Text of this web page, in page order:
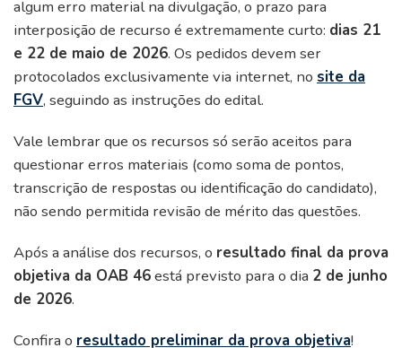
algum erro material na divulgação, o prazo para
interposição de recurso é extremamente curto: dias 21
e 22 de maio de 2026. Os pedidos devem ser
protocolados exclusivamente via internet, no site da
FGV, seguindo as instruções do edital.
Vale lembrar que os recursos só serão aceitos para
questionar erros materiais (como soma de pontos,
transcrição de respostas ou identificação do candidato),
não sendo permitida revisão de mérito das questões.
Após a análise dos recursos, o resultado final da prova
objetiva da OAB 46está previsto para o dia 2 de junho
de 2026.
Confira o resultado preliminar da prova objetiva!